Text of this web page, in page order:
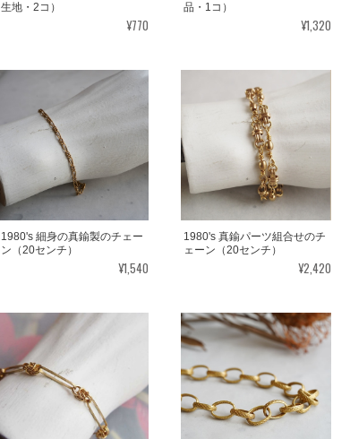
生地・2コ）
¥770
品・1コ）
¥1,320
1980's 細身の真鍮製のチェー
ン（20センチ）
¥1,540
1980's 真鍮パーツ組合せのチ
ェーン（20センチ）
¥2,420